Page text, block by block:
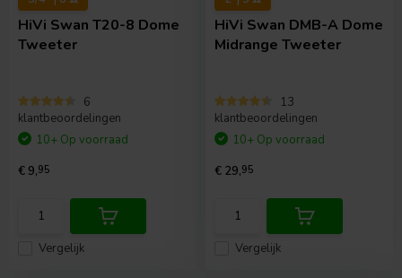
HiVi Swan T20-8 Dome
Tweeter
6
klantbeoordelingen
Vergelijk
10+ Op voorraad
€ 9,95
HiVi Swan DMB-A Dome
Midrange Tweeter
13
klantbeoordelingen
Vergelijk
10+ Op voorraad
€ 29,95